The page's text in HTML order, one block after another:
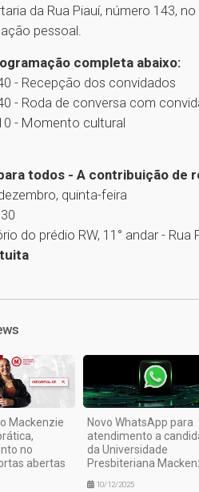
da Rua Piauí, número 143,
pessoal.
completa abaixo:
- Recepção dos convidados
- Roda de conversa com
- Momento cultural
todos - A contribuição de
quinta-feira
do prédio RW, 11° andar - Rua
Mackenzie
no
abertas
Novo WhatsApp para
atendimento a
da Universidade
Presbiteriana
10/12/2025